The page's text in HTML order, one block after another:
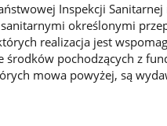
Inspekcji
określonymi
realizacja jest
środków pochodzących z
mowa powyżej, są